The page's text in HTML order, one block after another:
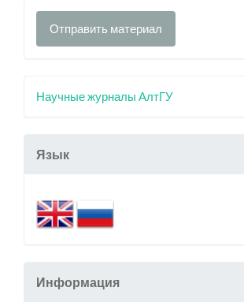
Отправить материал
Научные журналы АлтГУ
Язык
Информация